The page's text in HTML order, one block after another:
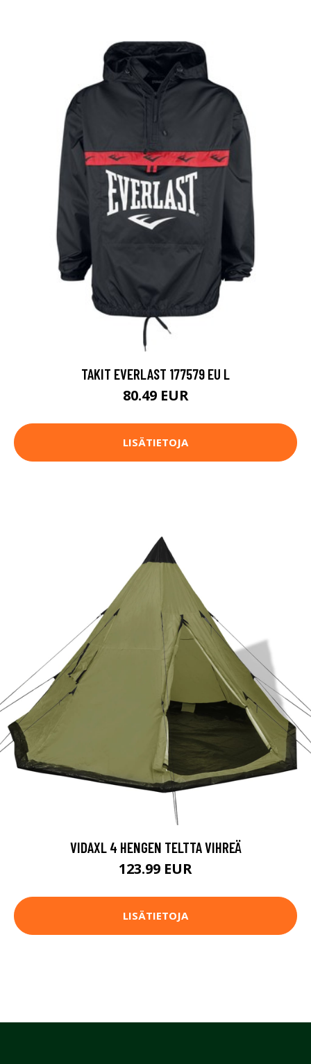
TAKIT EVERLAST 177579 EU L
80.49 EUR
LISÄTIETOJA
VIDAXL 4 HENGEN TELTTA VIHREÄ
123.99 EUR
LISÄTIETOJA